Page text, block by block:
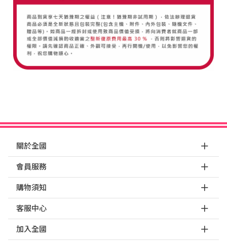
關於全國
會員服務
購物須知
客服中心
加入全國